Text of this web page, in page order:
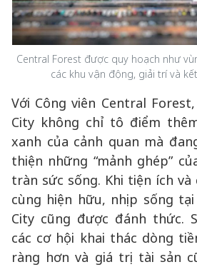
Central Forest được quy hoạch như
các khu vận động, giải trí và
Với Công viên Central
City không chỉ tô điểm
xanh của cảnh quan mà
thiện những “mảnh ghép”
tràn sức sống. Khi tiện ích
cùng hiện hữu, nhịp sống tại
City cũng được đánh thức.
các cơ hội khai thác dòng
ràng hơn và giá trị tài sản